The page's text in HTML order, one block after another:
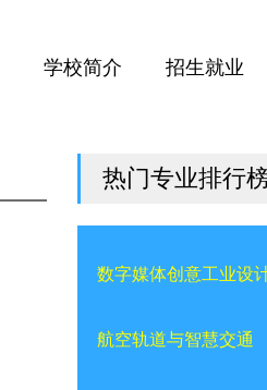
学校简介 招生就业
热门专业排行
数字媒体创意工业设
航空轨道与智慧交通